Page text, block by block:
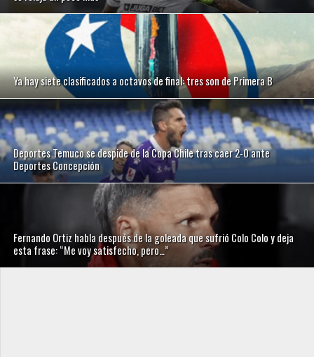
Ya hay siete clasificados a octavos de final: tres son de Primera B
Deportes Temuco se despide de la Copa Chile tras caer 2-0 ante
Deportes Concepción
Fernando Ortiz habla después de la goleada que sufrió Colo Colo y deja
esta frase: “Me voy satisfecho, pero…”